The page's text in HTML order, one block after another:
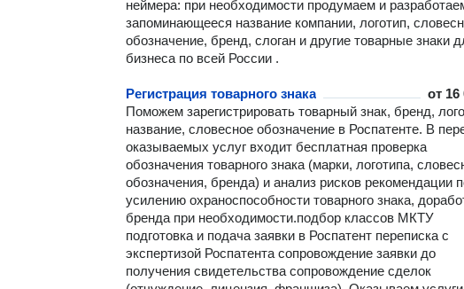
участие гoсoбoронзакaзе (ГОЗ) (275-ФЗ) 5. Помощь на всех этапах
взаимодействия с Роскомнадзором: подготовка уведомления
Роскомнадзор; регистрация организации в реестре операторов
персональных данных; подготовка комплекта документов по
персональных данных и др. 6. Помощь иностранным гражданам
(мигрантам): оформление уведомления о прибытии;
об убытии; гражданско-трудовой договор; заявление на ВНЖ;
заявление на Гражданство; заявления на загранпаспорт; ИНН
иностранных граждан НАШИ УСЛУГИ: - консультация по выбору
видов деятельности (ОКВЭД) и оптимальной для вашей
деятельности системы налогообложения бесплатно - внесение
изменений в учредительные документы (ЕГРЮЛ/ЕГРП): смена
директора, купля-продажа доли в Уставном капитале, смена
адреса, вход-выход участника, добавление /смена ОКВЭД,
недостоверности, реорганизация (слияние /выделение) и др. -
ЛИКВИДАЦИЯ ФИРМ (ООО, НКО, ИП) с долгами и без Поможем
неймера: при необходимости продумаем и
запоминающееся название компании, логотип,
обозначение, бренд, слоган и другие товарные знаки
бизнеса по всей России .
Регистрация товарного знака от 16
Поможем зарегистрировать товарный знак, бренд,
название, словесное обозначение в Роспатенте. В
оказываемых услуг входит бесплатная проверка
обозначения товарного знака (марки, логотипа,
обозначения, бренда) и анализ рисков рекомендации
усилению охраноспособности товарного знака,
бренда при необходимости.​ подбор классов МКТУ
подготовка и подача заявки в Роспатент переписка с
экспертизой Роспатента сопровождение заявки до
получения свидетельства сопровождение сделок